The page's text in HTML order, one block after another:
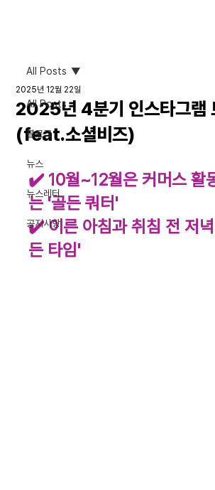
All Posts
블로그
뉴스
뉴스레터
공지사항
All Posts
2025년 4분기 인스타그램
(feat.소셜비즈)
2025년 12월 22일
✔️ 10월~12월은 커머스 활
는 '골든 쿼터'
✔️ 이른 아침과 취침 전 저
든 타임'